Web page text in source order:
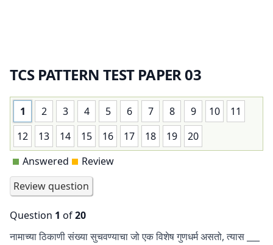
TCS PATTERN TEST PAPER 03
1 2 3 4 5 6 7 8 9 10
11
12
13 14 15 16 17 18 19
20
Answered
Review
Question 1 of20
नामाच्या ठिकाणी संख्या सुचवण्याचा जो एक विशेष गुणधर्म असतो, त्यास ___